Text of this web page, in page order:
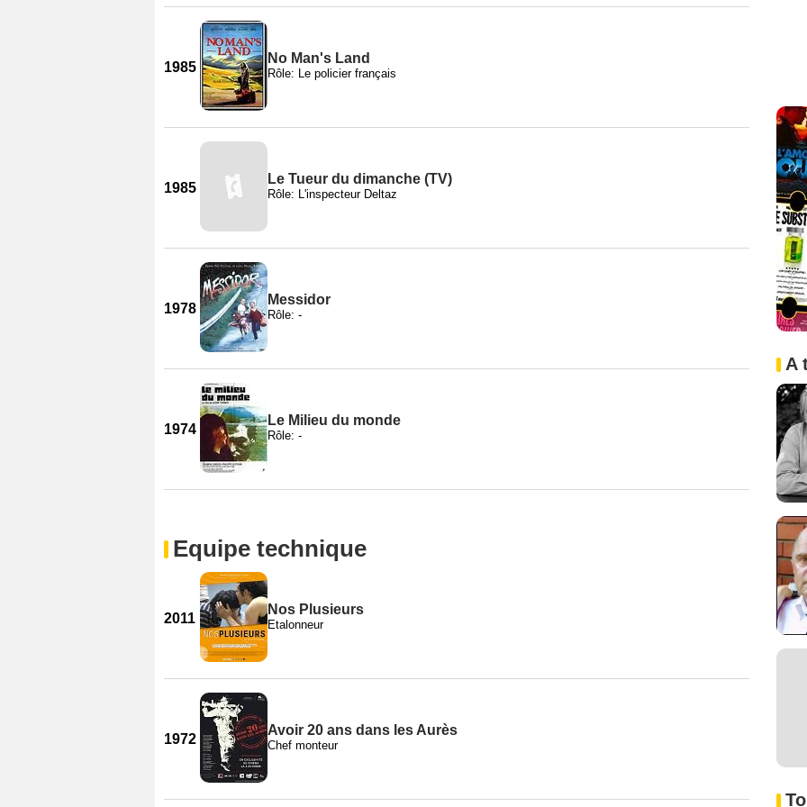
1985
No Man's Land
Rôle: Le policier français
1985
Le Tueur du dimanche (TV)
Rôle: L'inspecteur Deltaz
1978
Messidor
Rôle: -
1974
Le Milieu du monde
Rôle: -
Equipe technique
2011
Nos Plusieurs
Etalonneur
1972
Avoir 20 ans dans les Aurès
Chef monteur
A